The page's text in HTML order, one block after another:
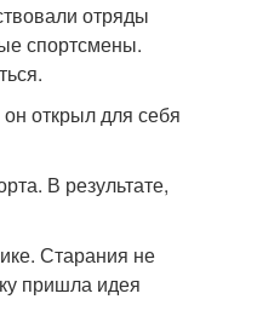
отряды
спортсмены.
открыл для себя
В результате,
Старания не
пришла идея